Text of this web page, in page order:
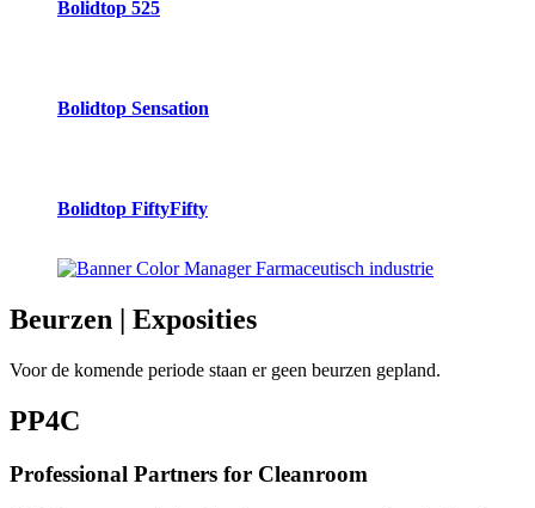
Bolidtop 525
Bolidtop Sensation
Bolidtop FiftyFifty
Beurzen | Exposities
Voor de komende periode staan er geen beurzen gepland.
PP4C
Professional Partners for Cleanroom